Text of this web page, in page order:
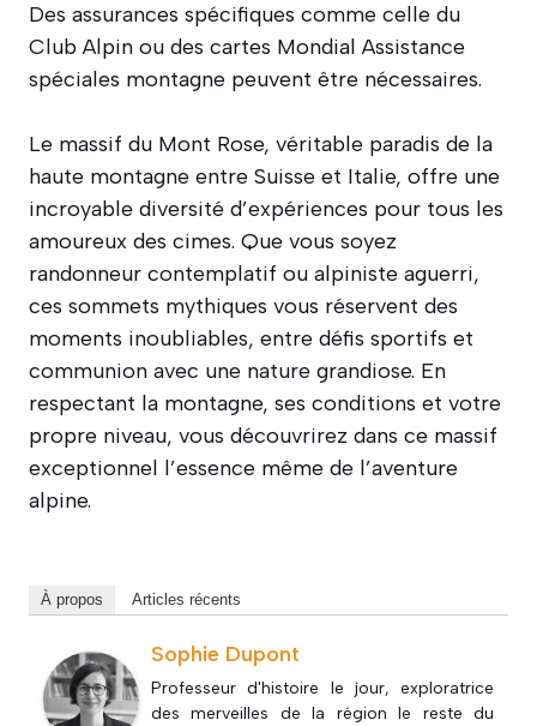
Des assurances spécifiques comme celle du
Club Alpin ou des cartes Mondial Assistance
spéciales montagne peuvent être nécessaires.
Le massif du Mont Rose, véritable paradis de la
haute montagne entre Suisse et Italie, offre une
incroyable diversité d’expériences pour tous les
amoureux des cimes. Que vous soyez
randonneur contemplatif ou alpiniste aguerri,
ces sommets mythiques vous réservent des
moments inoubliables, entre défis sportifs et
communion avec une nature grandiose. En
respectant la montagne, ses conditions et votre
propre niveau, vous découvrirez dans ce massif
exceptionnel l’essence même de l’aventure
alpine.
À propos Articles récents
Sophie Dupont
Professeur d'histoire le jour, exploratrice
des merveilles de la région le reste du